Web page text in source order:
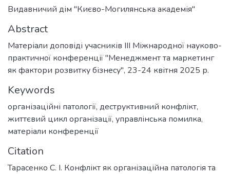
Видавничий дім "Києво-Могилянська академія"
Abstract
Матеріали доповіді учасників III Міжнародної науково-
практичної конференції "Менеджмент та маркетинг
як фактори розвитку бізнесу", 23-24 квітня 2025 р.
Keywords
організаційні патології, деструктивний конфлікт,
життєвий цикл організації, управлінська помилка,
матеріали конференції
Citation
Тарасенко С. І. Конфлікт як організаційна патологія та